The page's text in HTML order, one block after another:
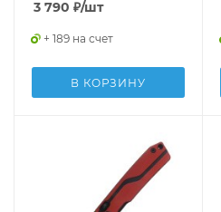
3 790 ₽/шт
+ 189 на счет
В КОРЗИНУ